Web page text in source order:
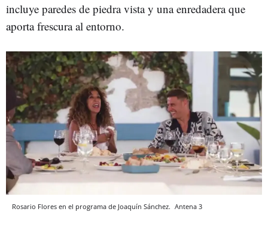
incluye paredes de piedra vista y una enredadera que
aporta frescura al entorno.
Rosario Flores en el programa de Joaquín Sánchez. Antena 3